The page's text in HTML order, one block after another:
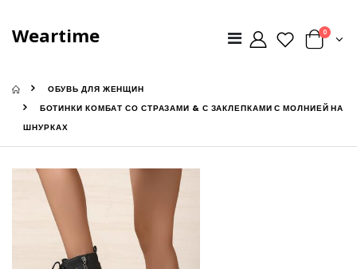
Weartime 0
ОБУВЬ ДЛЯ ЖЕНЩИН
БОТИНКИ КОМБАТ СО СТРАЗАМИ & С ЗАКЛЕПКАМИ С МОЛНИЕЙ НА
ШНУРКАХ